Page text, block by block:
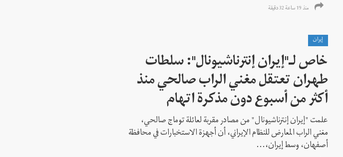
منذ 19 ساعة 32 دقیقة
إيران
خاص لـ"إيران إنترناشيونال": سلطات
طهران تعتقل مغني الراب صالحي منذ
أكثر من أسبوع دون مذكرة اتهام
علمت "إيران إنترناشيونال" من مصادر مقربة لعائلة توماج صالحي،
مغني الراب المعارض للنظام الإيراني، أن أجهزة الاستخبارات في محافظة
أصفهان، وسط إيران،...